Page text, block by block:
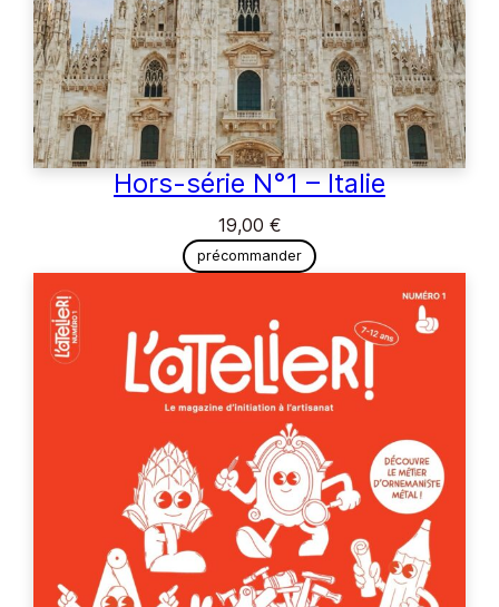
Hors-série N°1 – Italie
19,00 €
précommander